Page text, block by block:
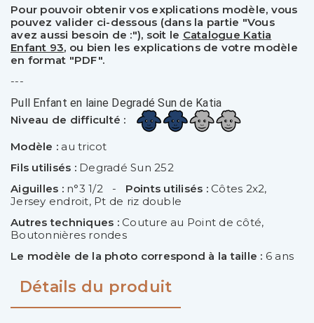
Pour pouvoir obtenir vos explications modèle, vous
pouvez valider ci-dessous (dans la partie "Vous
avez aussi besoin de :"), soit le Catalogue Katia
Enfant 93, ou bien les explications de votre modèle
en format "PDF".
---
Pull Enfant en laine Degradé Sun de Katia
Niveau de difficulté :
Modèle : au tricot
Fils utilisés :Degradé Sun 252
Aiguilles :n°3 1/2 - Points utilisés :Côtes 2x2,
Jersey endroit, Pt de riz double
Autres techniques :Couture au Point de côté,
Boutonnières rondes
Le modèle de la photo correspond à la taille : 6 ans
Détails du produit